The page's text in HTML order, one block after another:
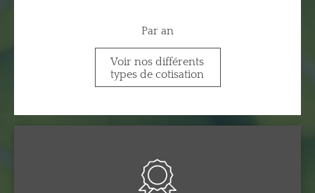
Par an
Voir nos différents
types de cotisation